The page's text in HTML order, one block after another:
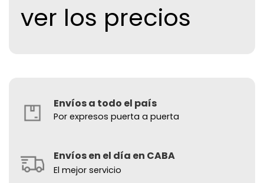
ver los precios
Envíos a todo el país
Por expresos puerta a puerta
Envíos en el día en CABA
El mejor servicio